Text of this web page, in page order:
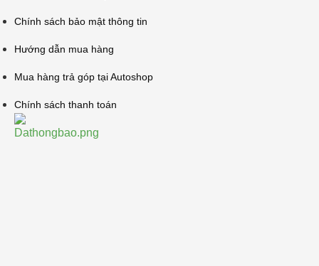
Chính sách bảo mật thông tin
Hướng dẫn mua hàng
Mua hàng trả góp tại Autoshop
Chính sách thanh toán